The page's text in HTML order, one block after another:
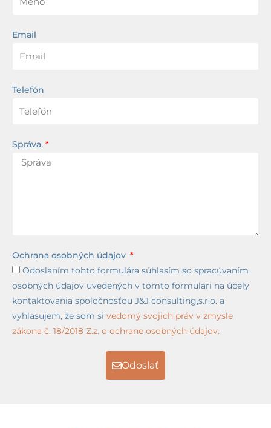
Email
Telefón
Správa
Ochrana osobných údajov
Odoslaním tohto formulára súhlasím so spracúvaním
osobných údajov uvedených v tomto formulári na účely
kontaktovania spoločnosťou J&J consulting,s.r.o. a
vyhlasujem, že som si vedomý svojich práv v zmysle
zákona č. 18/2018 Z.z. o ochrane osobných údajov.
Odoslať